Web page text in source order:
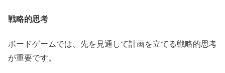
戦略的思考
ボードゲームでは、先を見通して計画を立てる戦略的思考
が重要です。